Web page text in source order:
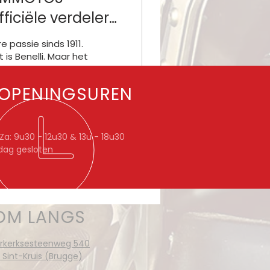
verdeler
passie sinds 1911.
is Benelli. Maar het
uit Pesaro is
Meer dan 100
baanbrekende
1
9u30 - 12u30 & 13u - 18u30
gesloten
LANGS
540
Sint-Kruis (Brugge)